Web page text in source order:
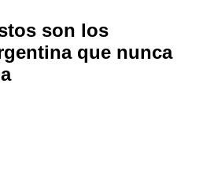
son los
que nunca